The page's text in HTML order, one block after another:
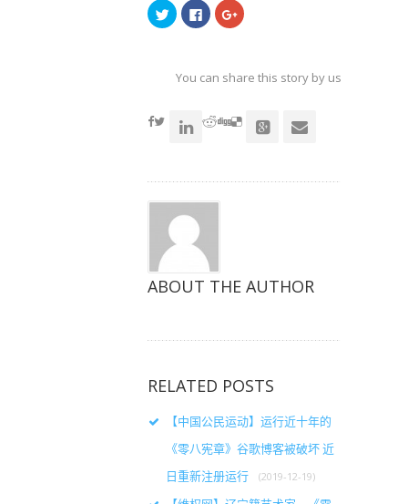
点
击
共
享
窗
口
点
击
共
享
窗
口
点
击
共
享
窗
口
You can share this story by using your
ABOUT THE AUTHOR
RELATED POSTS
【中国公民运动】运行近十年的
《零八宪章》谷歌博客被破坏 近
日重新注册运行
(2019-12-19)